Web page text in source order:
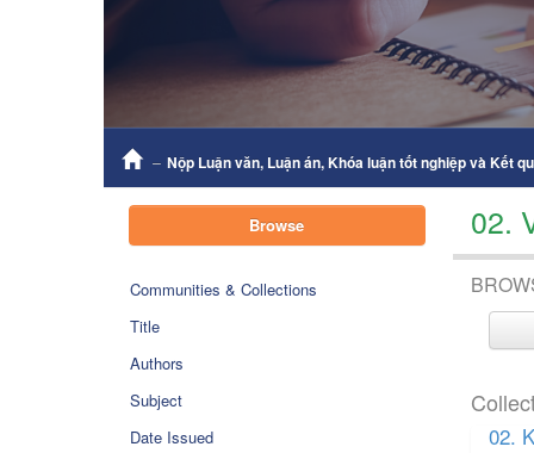
Nộp Luận văn, Luận án, Khóa luận tốt nghiệp và Kết
Browse
Communities & Collections
Title
Authors
Subject
Date Issued
02.
02.